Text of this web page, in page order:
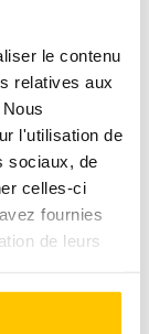
le contenu
relatives aux
l'utilisation de
sociaux, de
celles-ci
fournies
de leurs